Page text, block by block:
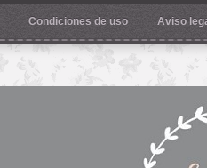
Condiciones de uso Aviso